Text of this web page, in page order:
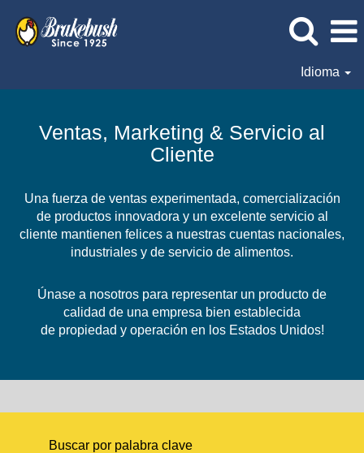
Idioma
Cliente
Ventas, Marketing & Servicio al
Cliente
Una fuerza de ventas experimentada, comercialización
de productos innovadora y un excelente servicio al
cliente mantienen felices a nuestras cuentas nacionales,
industriales y de servicio de alimentos.
Únase a nosotros para representar un producto de
calidad de una empresa bien establecida
de propiedad y operación en los Estados Unidos!
Buscar por palabra clave